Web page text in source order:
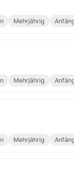
Mehrjährig
Mehrjährig
Mehrjährig